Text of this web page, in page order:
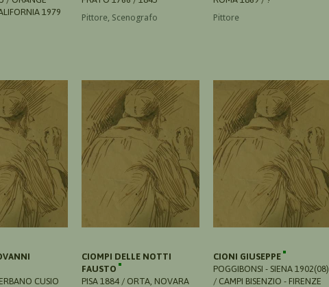
1979
Pittore, Scenografo
Pittore
CUSIO
CIOMPI DELLE NOTTI
FAUSTO
PISA 1884 / ORTA, NOVARA
CIONI GIUSEPPE
POGGIBONSI - SIENA 1902(08)
/ CAMPI BISENZIO - FIRENZE